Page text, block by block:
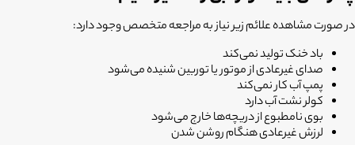
در صورت مشاهده علائم زیر نیاز به مراجعه متخصص وجود دارد:
باد خنک تولید نمی‌کند
صدای غیرعادی از موتور یا توربین شنیده می‌شود
پمپ آب کار نمی‌کند
کولر نشت آب دارد
بوی نامطبوع از دریچه‌ها خارج می‌شود
لرزش غیرعادی هنگام روشن شدن